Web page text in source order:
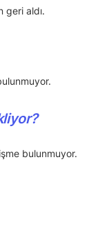
geri aldı.
bulunmuyor.